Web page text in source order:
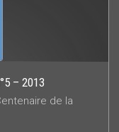
– 2013
de la